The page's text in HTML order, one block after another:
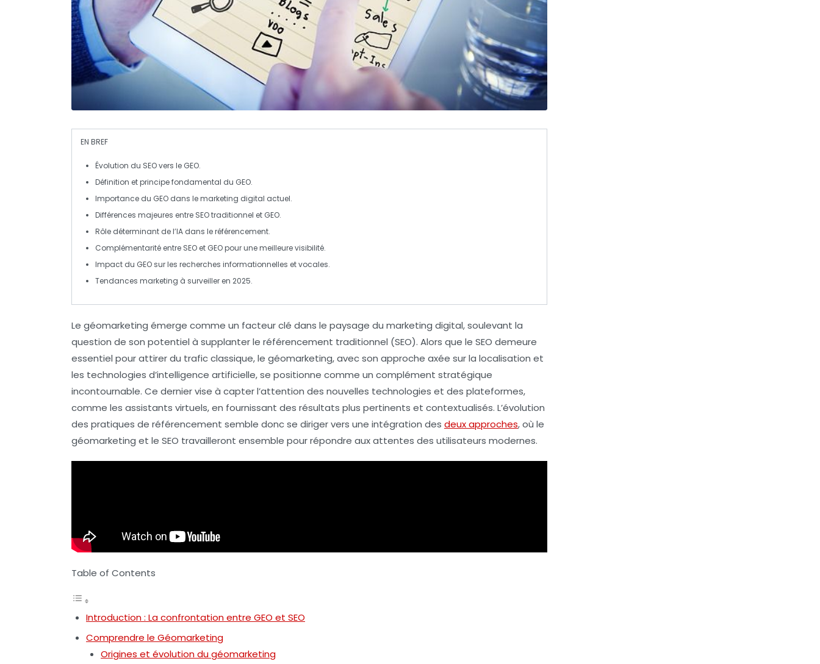
EN BREF
Évolution du SEO vers le GEO.
Définition et principe fondamental du GEO.
Importance du GEO dans le marketing digital actuel.
Différences majeures entre SEOtraditionnel et GEO.
Rôle déterminant de l’IA dans le référencement.
Complémentarité entre SEO et GEOpour une meilleure visibilité.
Impact du GEO sur les recherches informationnelles et vocales.
Tendances marketing à surveiller en 2025.
Le géomarketing émerge comme un facteur clé dans le paysage du marketing digital, soulevant la
question de son potentiel à supplanterle référencement traditionnel (SEO). Alors que le SEO demeure
essentiel pour attirer du trafic classique, le géomarketing, avec son approche axée sur la localisation et
les technologies d’intelligence artificielle, se positionne comme un complément stratégique
incontournable. Ce dernier vise à capter l’attention des nouvelles technologies et des plateformes,
comme les assistants virtuels, en fournissant des résultats plus pertinents et contextualisés. L’évolution
des pratiques de référencement semble donc se diriger vers une intégration des deux approches, où le
géomarketing et le SEO travailleront ensemble pour répondre aux attentes des utilisateurs modernes.
Table of Contents
Introduction : La confrontation entre GEO et SEO
Comprendre le Géomarketing
Origines et évolution du géomarketing